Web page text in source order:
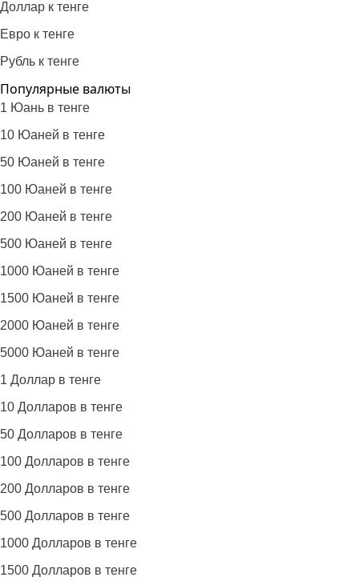
Доллар к тенге
Евро к тенге
Рубль к тенге
Популярные валюты
1 Юань в тенге
10 Юаней в тенге
50 Юаней в тенге
100 Юаней в тенге
200 Юаней в тенге
500 Юаней в тенге
1000 Юаней в тенге
1500 Юаней в тенге
2000 Юаней в тенге
5000 Юаней в тенге
1 Доллар в тенге
10 Долларов в тенге
50 Долларов в тенге
100 Долларов в тенге
200 Долларов в тенге
500 Долларов в тенге
1000 Долларов в тенге
1500 Долларов в тенге